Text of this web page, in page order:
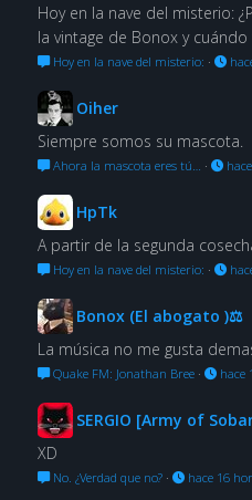
Hoy en la nave del misterio:
la vintage de Bonox y
Hoy en la nave del misterio: ·
Oiher
Siempre somos su mascota.
Ahora la mascota eres tú… ·
HpTk
A partir de la segunda
Hoy en la nave del misterio: ·
Bonox (El abogato )⚖
La música no me gusta
Quake FM: Jonathan Bree· hace
SERGIO [Army of
XD
No. ¿Verdad que no?· hace 16